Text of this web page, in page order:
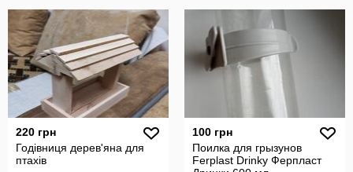
220 грн
Годівниця дерев'яна для
птахів
100 грн
Поилка для грызунов
Ferplast Drinky Ферпласт